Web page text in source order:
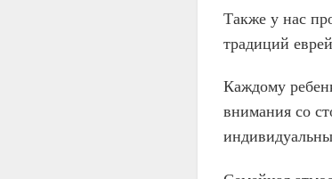
Также у нас
традиций
Каждому
внимания со